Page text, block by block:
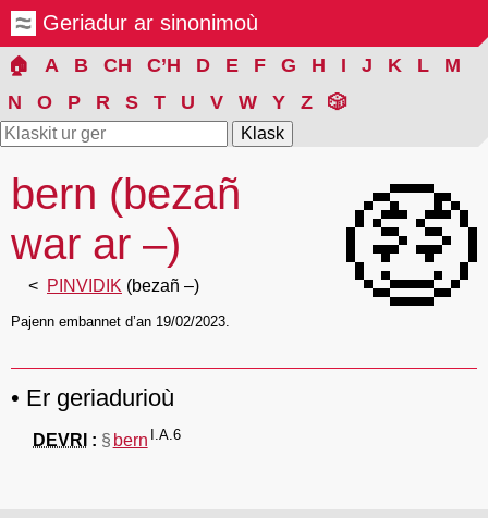
Geriadur ar sinonimoù
🏠 A B CH C’H D E F G H I J K L
M
N
O P R S T U V W Y Z 🎲
🤑
bern (bezañ
war ar –)
PINVIDIK (bezañ –)
Pajenn embannet d’an 19/02/2023.
Er geriadurioù
DEVRI § bern I.A.6